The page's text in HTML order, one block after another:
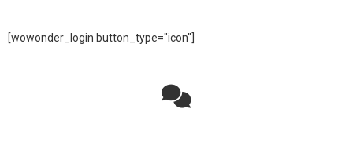
[wowonder_login button_type="icon"]